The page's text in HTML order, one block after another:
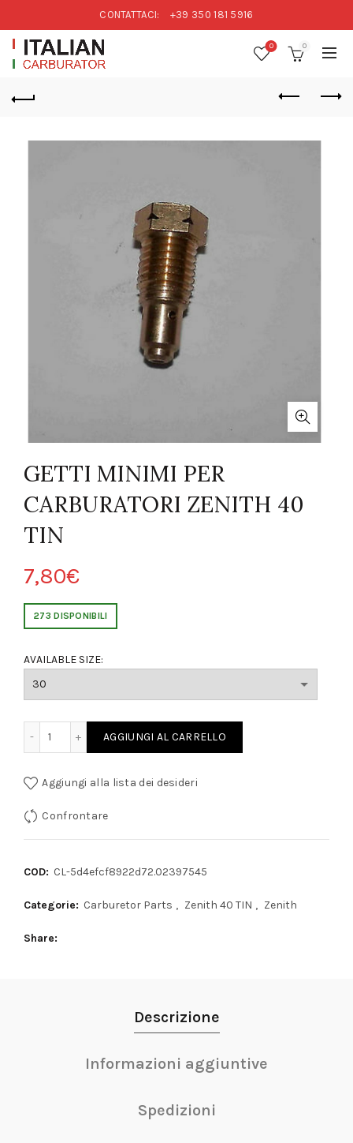
CONTATTACI: +39 350 181 5916
0 0
GETTI MINIMI PER
CARBURATORI ZENITH 40
TIN
7,80€
273 DISPONIBILI
AVAILABLE SIZE:
AGGIUNGI AL CARRELLO
Aggiungi alla lista dei desideri
Confrontare
COD: CL-5d4efcf8922d72.02397545
Categorie: Carburetor Parts , Zenith 40 TIN , Zenith
Share
Descrizione
Informazioni aggiuntive
Spedizioni